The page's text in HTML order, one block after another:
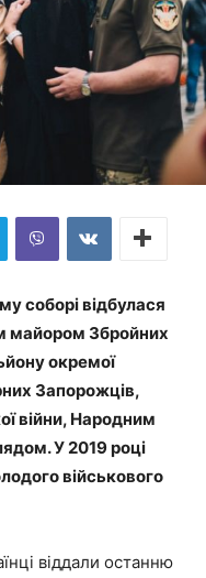
соборі відбулася
майором Збройних
окремої
Запорожців,
війни, Народним
У 2019 році
військового
віддали останню